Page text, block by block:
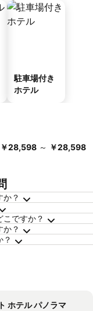
駐車場付き
ホテル
‎￥28,598 ～ ‎￥28,598
か？
ですか？
か？
？
ホテル パノラマ